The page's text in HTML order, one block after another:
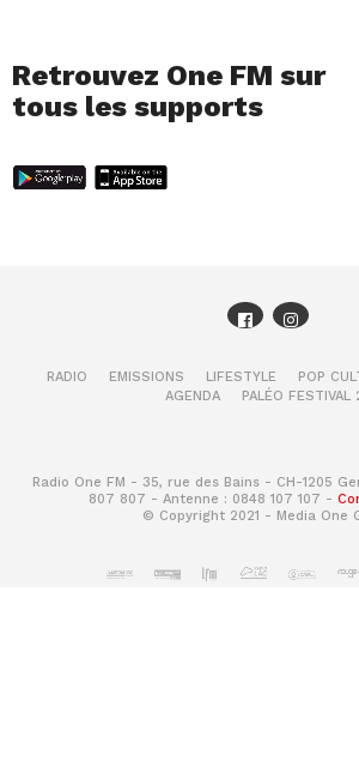
Retrouvez One FM sur
tous les supports
RADIO EMISSIONS LIFESTYLE POP
AGENDA
PALÉO FESTIVAL
Radio One FM - 35, rue des Bains - CH-1205
807 807 - Antenne : 0848 107 107 -
© Copyright 2021 - Media One